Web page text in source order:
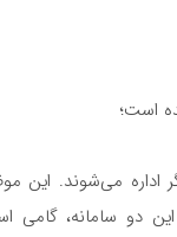
است؛
می‌شوند. این
دو سامانه،